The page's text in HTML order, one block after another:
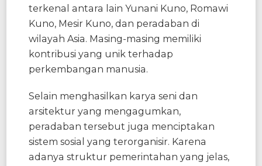
terkenal antara lain Yunani Kuno, Romawi
Kuno, Mesir Kuno, dan peradaban di
wilayah Asia. Masing-masing memiliki
kontribusi yang unik terhadap
perkembangan manusia.
Selain menghasilkan karya seni dan
arsitektur yang mengagumkan,
peradaban tersebut juga menciptakan
sistem sosial yang terorganisir. Karena
adanya struktur pemerintahan yang jelas,